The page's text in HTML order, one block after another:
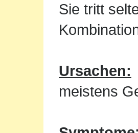
Sie tritt
Ursachen:
meistens